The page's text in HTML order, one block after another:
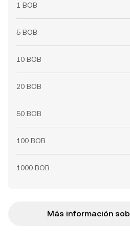
1 BOB
5 BOB
10 BOB
20 BOB
50 BOB
100 BOB
1000 BOB
Más información